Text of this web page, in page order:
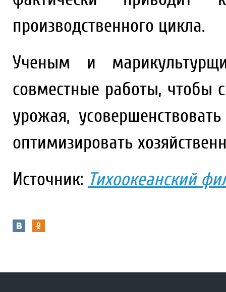
производственного цикла.
Ученым и
совместные работы, чтобы
урожая,
оптимизировать
Источник: Тихоокеанский